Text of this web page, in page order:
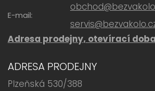
E-mail:
Adresa prodejny, otevírací
ADRESA PRODEJNY
Plzeňská 530/388